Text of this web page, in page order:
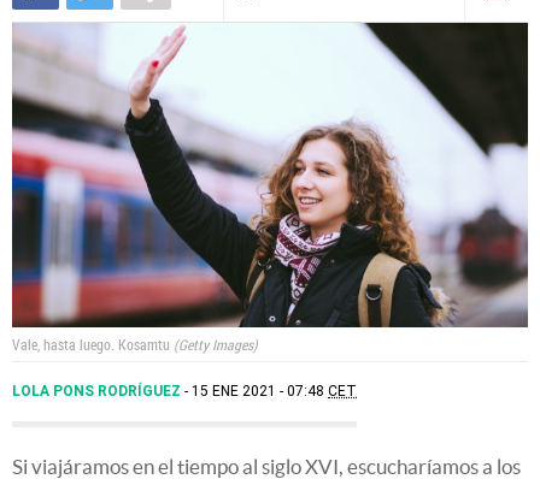
Vale, hasta luego. Kosamtu Getty Images
LOLA PONS RODRÍGUEZ 15 ENE 2021 - 07:48 CET
Si viajáramos en el tiempo al siglo XVI, escucharíamos a los